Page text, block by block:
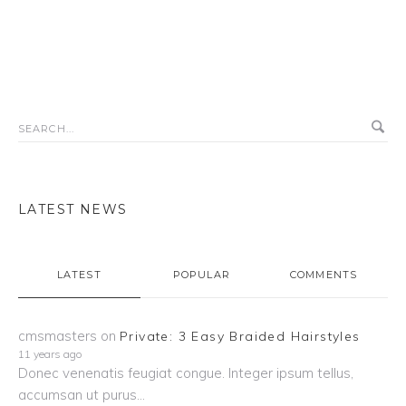
LATEST NEWS
LATEST POPULAR COMMENTS
cmsmasters on Private: 3 Easy Braided Hairstyles
11 years ago
Donec venenatis feugiat congue. Integer ipsum tellus,
accumsan ut purus...